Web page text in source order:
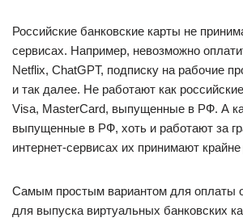
Российские банковские карты не
сервисах. Например, невозможно
Netflix, ChatGPT, подписку на рабочие
и так далее. Не работают как
Visa, MasterCard, выпущенные в РФ. А
выпущенные в РФ, хоть и работают за
интернет-сервисах их принимают крайне
Самым простым вариантом для оплаты
для выпуска виртуальных банковских